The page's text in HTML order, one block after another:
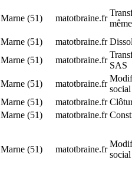
Marne (51) matotbraine.fr
Marne (51) matotbraine.fr
Marne (51) matotbraine.fr
SAS
Marne (51) matotbraine.fr
social
Marne (51) matotbraine.fr
Marne (51) matotbraine.fr
Marne (51) matotbraine.fr
social